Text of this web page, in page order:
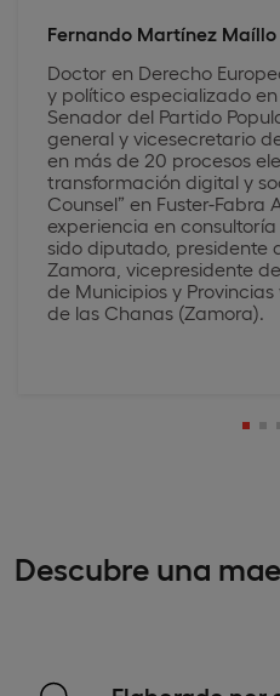
Fernando Martínez Maíllo
Doctor en Derecho
y político especializado
Senador del Partido
general y vicesecretario
en más de 20 procesos
transformación digital y
Counsel” en Fuster-
experiencia en
sido diputado, presidente
Zamora, vicepresidente
de Municipios y
de las Chanas (Zamora).
Descubre una